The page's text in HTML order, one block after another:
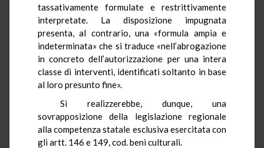
tassativamente formulate e restrittivamente
interpretate. La disposizione impugnata
presenta, al contrario, una «formula ampia e
indeterminata» che si traduce «nell’abrogazione
in concreto dell’autorizzazione per una intera
classe di interventi, identificati soltanto in base
al loro presunto fine».
Si realizzerebbe, dunque, una
sovrapposizione della legislazione regionale
alla competenza statale esclusiva esercitata con
gli artt. 146 e 149, cod. beni culturali.